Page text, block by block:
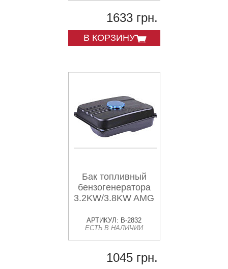
1633 грн.
В КОРЗИНУ
Бак топливный
бензогенератора
3.2KW/3.8KW AMG
АРТИКУЛ: B-2832
ЕСТЬ В НАЛИЧИИ
1045 грн.